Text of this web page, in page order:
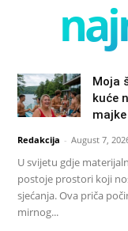
Moja
kuće
Redakcija - August 7,
U svijetu gdje
postoje prostori koji
sjećanja. Ova priča
mirnog...